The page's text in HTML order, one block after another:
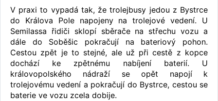
V praxi to vypadá tak, že trolejbusy jedou z Bystrce
do Králova Pole napojeny na trolejové vedení. U
Semilassa řidiči sklopí sběrače na střechu vozu a
dále do Soběšic pokračují na bateriový pohon.
Cestou zpět je to stejné, ale už při cestě z kopce
dochází ke zpětnému nabíjení baterií. U
královopolského nádraží se opět napojí k
trolejovému vedení a pokračují do Bystrce, cestou se
baterie ve vozu zcela dobije.